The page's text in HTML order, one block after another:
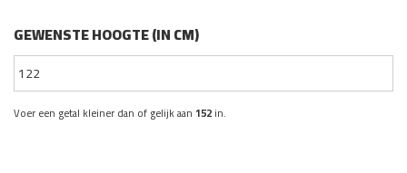
GEWENSTE HOOGTE (IN CM)
Voer een getal kleiner dan of gelijk aan 152in.